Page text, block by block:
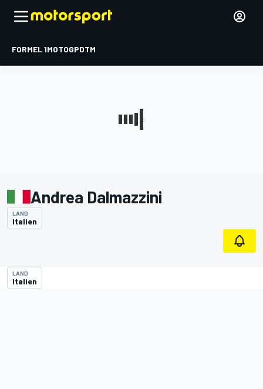
FORMEL 1MOTOGPDTM
Andrea Dalmazzini
LAND
Italien
LAND
Italien